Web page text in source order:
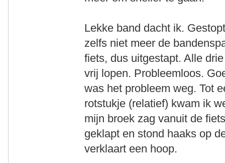
Lekke band dacht ik.
zelfs niet meer de
fiets, dus uitgestapt. Alle
vrij lopen. Probleemloos.
was het probleem weg. Tot
rotstukje (relatief) kwam ik
mijn broek zag vanuit de
geklapt en stond haaks op
verklaart een hoop.